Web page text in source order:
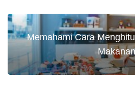
Memahami Cara